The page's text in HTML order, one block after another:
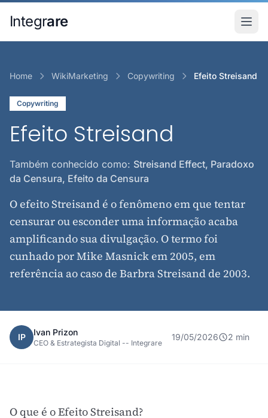
Integrare
Home WikiMarketing Copywriting Efeito Streisand
Copywriting
Efeito Streisand
Também conhecido como: Streisand Effect, Paradoxo
da Censura, Efeito da Censura
O efeito Streisand é o fenômeno em que tentar
censurar ou esconder uma informação acaba
amplificando sua divulgação. O termo foi
cunhado por Mike Masnick em 2005, em
referência ao caso de Barbra Streisand de 2003.
IP Ivan Prizon
CEO & Estrategista Digital -- Integrare
19/05/2026 2 min
O que é o Efeito Streisand?